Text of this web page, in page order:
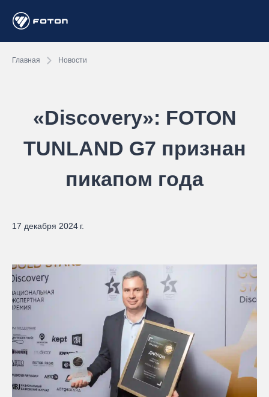
Главная Новости
«Discovery»: FOTON
TUNLAND G7 признан
пикапом года
17 декабря 2024 г.